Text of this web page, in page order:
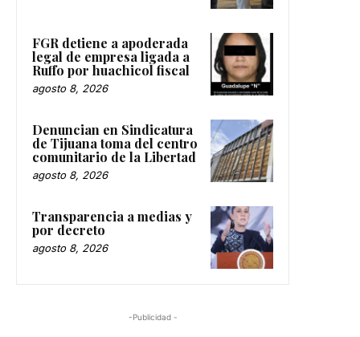
FGR detiene a apoderada
legal de empresa ligada a
Ruffo por huachicol fiscal
agosto 8, 2026
Denuncian en Sindicatura
de Tijuana toma del centro
comunitario de la Libertad
agosto 8, 2026
Transparencia a medias y
por decreto
agosto 8, 2026
-Publicidad -